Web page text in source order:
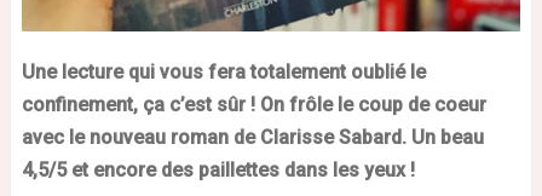
Une lecture qui vous fera totalement oublié le
confinement, ça c’est sûr ! On frôle le coup de coeur
avec le nouveau roman de Clarisse Sabard. Un beau
4,5/5 et encore des paillettes dans les yeux !